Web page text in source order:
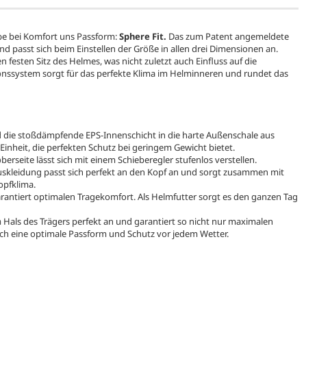
bei Komfort uns Passform:Sphere Fit. Das zum Patent angemeldete
passt sich beim Einstellen der Größe in allen drei Dimensionen an.
Sitz des Helmes, was nicht zuletzt auch Einfluss auf die
sorgt für das perfekte Klima im Helminneren und rundet das
stoßdämpfende EPS-Innenschicht in die harte Außenschale aus
die perfekten Schutz bei geringem Gewicht bietet.
lässt sich mit einem Schieberegler stufenlos verstellen.
passt sich perfekt an den Kopf an und sorgt zusammen mit
optimalen Tragekomfort. Als Helmfutter sorgt es den ganzen Tag
des Trägers perfekt an und garantiert so nicht nur maximalen
eine optimale Passform und Schutz vor jedem Wetter.